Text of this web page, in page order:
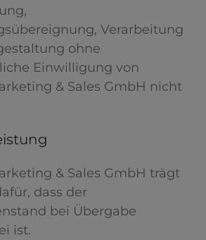
Verarbeitung
ohne
Einwilligung von
& Sales GmbH nicht
& Sales GmbH trägt
dass der
bei Übergabe
ist.